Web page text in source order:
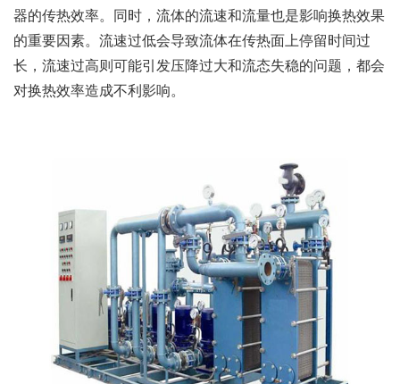
器的传热效率。同时，流体的流速和流量也是影响换热效果
的重要因素。流速过低会导致流体在传热面上停留时间过
长，流速过高则可能引发压降过大和流态失稳的问题，都会
对换热效率造成不利影响。